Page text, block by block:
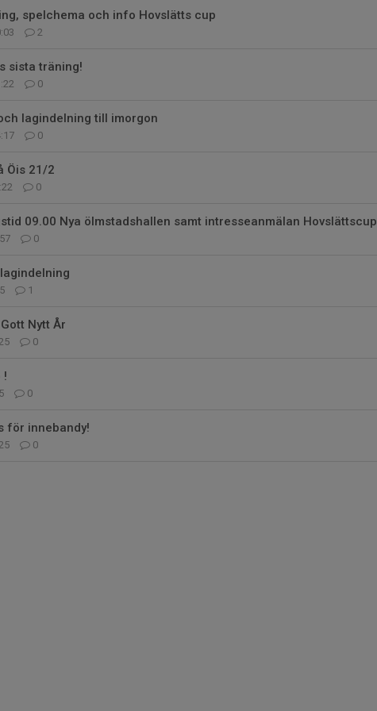
spelchema och info Hovslätts cup
2
sista träning!
0
lagindelning till imorgon
0
Öis 21/2
0
09.00 Nya ölmstadshallen samt intresseanmälan Hovslättscup
0
1
Nytt År
0
!
0
för innebandy!
0